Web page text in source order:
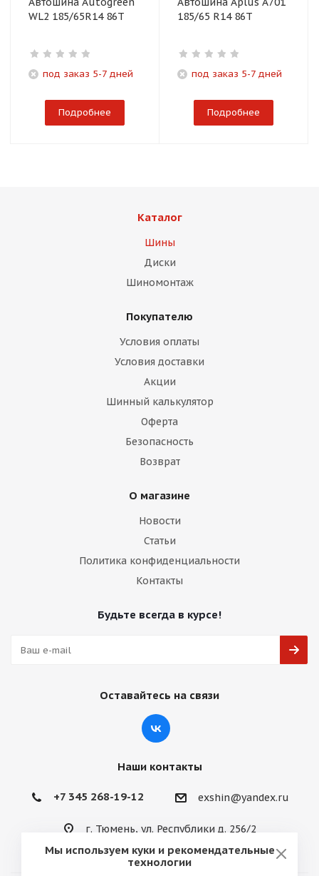
WL2 185/65R14 86T
под заказ 5-7 дней
Подробнее
185/65 R14 86T
под заказ 5-7 дней
Подробнее
Каталог
Шины
Диски
Шиномонтаж
Покупателю
Условия оплаты
Условия доставки
Акции
Шинный калькулятор
Оферта
Безопасность
Возврат
О магазине
Новости
Статьи
Политика конфиденциальности
Контакты
Будьте всегда в курсе!
Оставайтесь на связи
Наши контакты
+7 345 268-19-12 exshin@yandex.ru
г. Тюмень, ул. Республики д. 256/2
Мы используем куки и рекомендательные
технологии